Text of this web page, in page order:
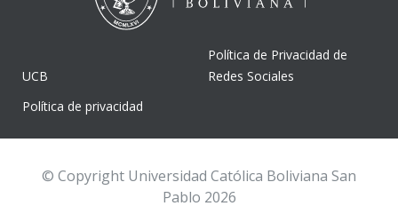
UCB
Política de Privacidad de
Redes Sociales
Política de privacidad
© Copyright Universidad Católica Boliviana San
Pablo 2026